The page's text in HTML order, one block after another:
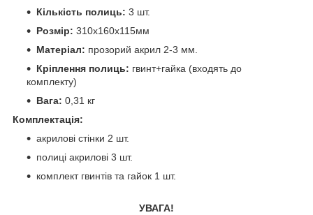
Кількість полиць: 3 шт.
Розмір: 310х160х115мм
Матеріал: прозорий акрил 2-3 мм.
Кріплення полиць: гвинт+гайка (входять до
комплекту)
Вага: 0,31 кг
Комплектація:
акрилові стінки 2 шт.
полиці акрилові 3 шт.
комплект гвинтів та гайок 1 шт.
УВАГА!